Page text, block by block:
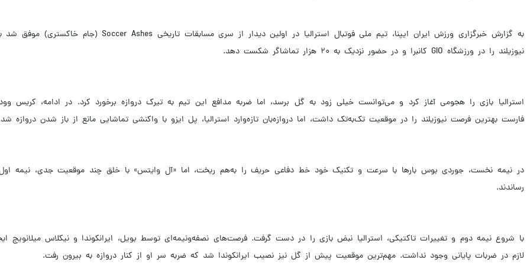
نیوزیلند را در ورزشگاه GIO کانبرا و در حضور نزدیک به ۲۰ هزار تماشاگر شکست دهد.
استرالیا بازی را هجومی آغاز کرد و می‌توانست خیلی زود به گل برسد، اما ضربه مدافع این تیم به تیرک دروازه برخورد کرد. در ادامه، کریس وود
فارست بهترین فرصت نیوزیلند را در موقعیت تک‌به‌تک داشت، اما دروازه‌بان تازه‌وارد استرالیا، پل ایزو با واکنشی تماشایی مانع از باز شدن دروازه
در نیمه نخست، جوردی بوس بارها با سرعت و تکنیک خود خط دفاعی حریف را به‌هم ریخت، اما «آل وایتس» با خلق چند موقعیت جدی، نیمه اول
رساندند.
با شروع نیمه دوم و تغییرات تاکتیکی، استرالیا نبض بازی را در دست گرفت. فرصت‌های نصفه‌ونیمه‌ای توسط بویل، ایرانکوندا و نیکلاس میلانویچ
لازم در ضربات پایانی وجود نداشت. مهم‌ترین موقعیت پیش از گل نیز نصیب ایرانکوندا شد که ضربه سر او از کنار دروازه به بیرون رفت.